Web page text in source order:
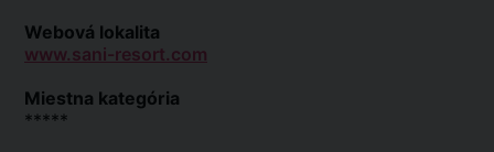
Webová lokalita
www.sani-resort.com
Miestna kategória
*****